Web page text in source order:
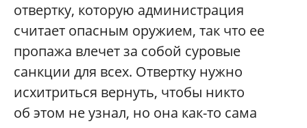
отвертку, которую администрация
считает опасным оружием, так что ее
пропажа влечет за собой суровые
санкции для всех. Отвертку нужно
исхитриться вернуть, чтобы никто
об этом не узнал, но она как-то сама